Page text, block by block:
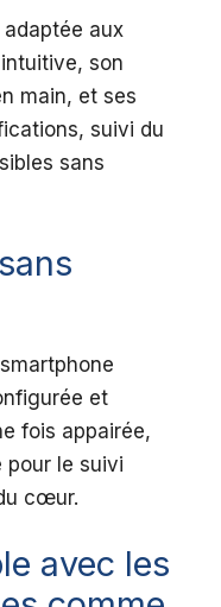
aux
son
main, et ses
suivi du
sans
et
fois appairée,
pour le suivi
cœur.
avec les